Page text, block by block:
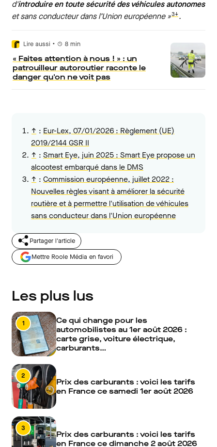
d'introduire en toute sécurité des véhicules autonomes
et sans conducteur dans l’Union européenne »3↓.
Lire aussi • 8 min
« Faites attention à nous ! » : un
patrouilleur autoroutier raconte le
danger qu'on ne voit pas
↑ : Eur-Lex, 07/01/2026 : Règlement (UE)
2019/2144 GSR II
↑ : Smart Eye, juin 2025 : Smart Eye propose un
alcootest embarqué dans le DMS
↑ : Commission européenne, juillet 2022 :
Nouvelles règles visant à améliorer la sécurité
routière et à permettre l'utilisation de véhicules
sans conducteur dans l'Union européenne
Partager l'article
Mettre Roole Média en favori
Les plus lus
1
Ce qui change pour les
automobilistes au 1er août 2026 :
carte grise, voiture électrique,
carburants…
2
Prix des carburants : voici les tarifs
en France ce samedi 1er août 2026
3
Prix des carburants : voici les tarifs
en France ce dimanche 2 août 2026